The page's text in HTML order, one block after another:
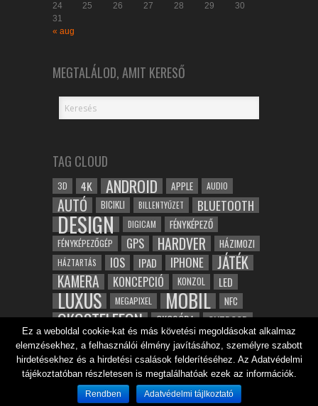
24
25 26 27 28 29
30
31
« aug
MEGTALÁLOD, AMIT KERESŐ
TAG CLOUD
3D 4K ANDROID APPLE AUDIO
AUTÓ BICIKLI BILLENTYŰZET BLUETOOTH
DESIGN DIGICAM FÉNYKÉPEZŐ
FÉNYKÉPEZŐGÉP GPS HARDVER HÁZIMOZI
HÁZTARTÁS IOS IPAD IPHONE JÁTÉK
KAMERA KONCEPCIÓ KONZOL LED
LUXUS MEGAPIXEL MOBIL NFC
OKOSTELEFON OKOSÓRA OUTDOOR
ROBOT SAMSUNG SPORT TABLET
TESZT VIDEÓ VÍZÁLLÓ WIFI ZENE ZÖLD
ÉPÍTÉSZET ÉRINTŐKÉPERNYŐ ÓRA
Ez a weboldal cookie-kat és más követési megoldásokat alkalmaz
elemzésekhez, a felhasználói élmény javításához, személyre szabott
hirdetésekhez és a hirdetési csalások felderítéséhez. Az Adatvédelmi
tájékoztatóban részletesen is megtalálhatóak ezek az információk.
Rendben Adatvédelmi tájlkoztató